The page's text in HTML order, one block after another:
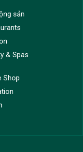
sản
& Spas
Shop